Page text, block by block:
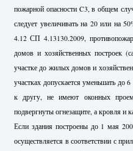
пожарной опасности C3, в общем
следует увеличивать на 20 или на
4.12 СП 4.13130.2009,
домов и хозяйственных построек
участке до жилых домов и
участках допускается уменьшать до
к другу, не имеют оконных
подвергнуты огнезащите, а кровля
Если здания построены до 1 мая
осуществляется в соответствии с